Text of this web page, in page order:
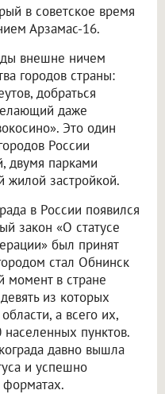
в советское время
Арзамас-16.
внешне ничем
городов страны:
добраться
даже
Это один
России
двумя парками
жилой застройкой.
в России появился
закон «О статусе
был принят
стал Обнинск
момент в стране
из которых
а всего их,
пунктов.
давно вышла
и успешно
форматах.